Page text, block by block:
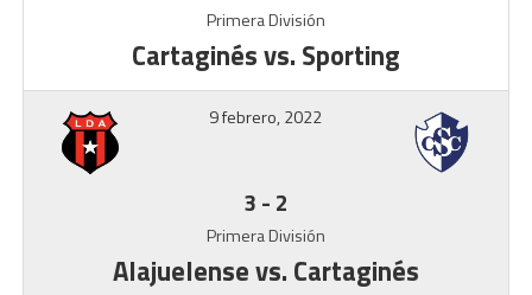
Primera División
Cartaginés vs. Sporting
9 febrero, 2022
3 - 2
Primera División
Alajuelense vs. Cartaginés